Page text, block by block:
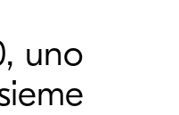
uno